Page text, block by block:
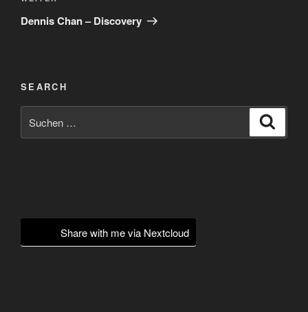
Beitrag
Dennis Chan – Discovery
SEARCH
nach:
Share with me via Nextcloud